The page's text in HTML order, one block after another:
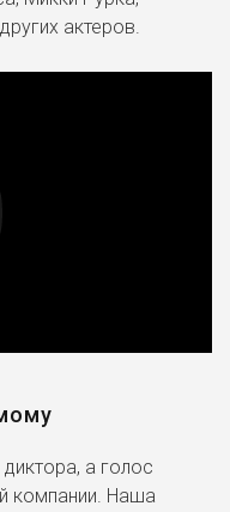
актеров.
а голос
компании. Наша